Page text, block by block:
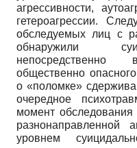
агрессивности,
гетероагрессии.
обследуемых лиц с
обнаружили
общественно
о «поломке»
очередное
момент
разнонаправленной
уровнем